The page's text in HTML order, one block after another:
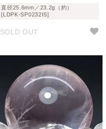
直径25.6mm／23.2g（約）
[LDPK-SP0232IS]
SOLD OUT